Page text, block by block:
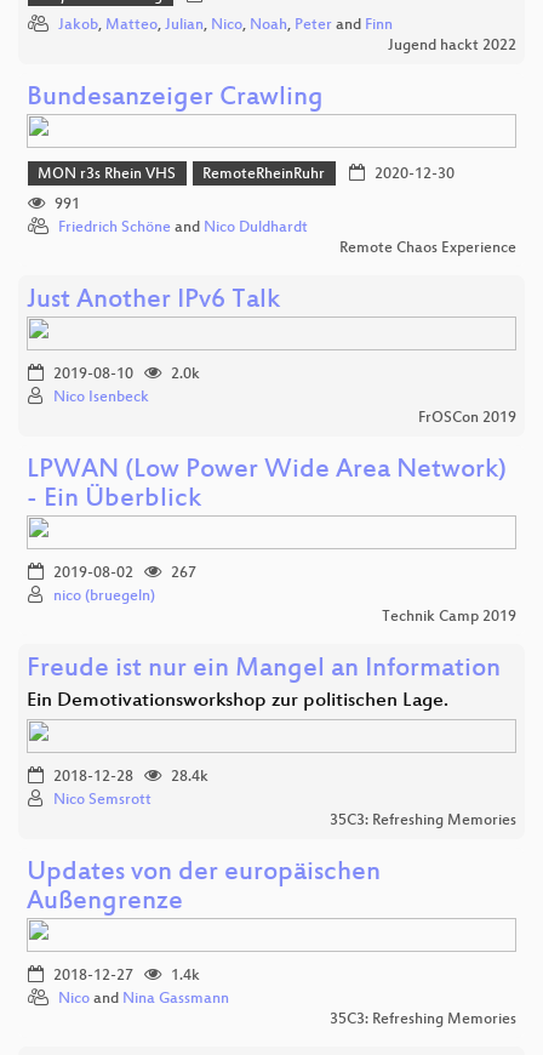
Jakob, Matteo, Julian, Nico, Noah, Peter and Finn
Jugend hackt 2022
Bundesanzeiger Crawling
MON r3s Rhein VHS RemoteRheinRuhr
2020-12-30
991
Friedrich Schöne and Nico Duldhardt
Remote Chaos Experience
Just Another IPv6 Talk
2019-08-10
2.0k
Nico Isenbeck
FrOSCon 2019
LPWAN (Low Power Wide Area Network)
- Ein Überblick
2019-08-02
267
nico (bruegeln)
Technik Camp 2019
Freude ist nur ein Mangel an Information
Ein Demotivationsworkshop zur politischen Lage.
2018-12-28
28.4k
Nico Semsrott
35C3: Refreshing Memories
Updates von der europäischen
Außengrenze
2018-12-27
1.4k
Nico and Nina Gassmann
35C3: Refreshing Memories